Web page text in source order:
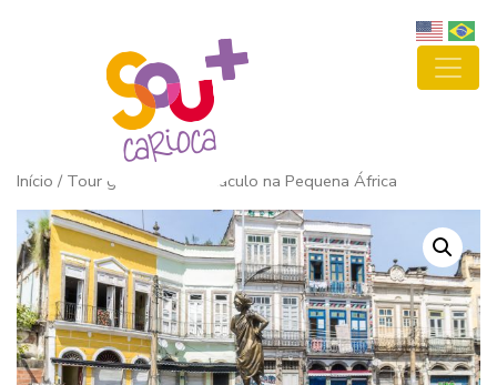
Início / Tour guiado + Espetáculo na Pequena África